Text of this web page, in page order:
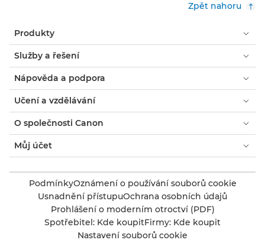
Zpět nahoru
Produkty
Služby a řešení
Nápověda a podpora
Učení a vzdělávání
O společnosti Canon
Můj účet
PodmínkyOznámení o používání souborů cookie
Usnadnění přístupuOchrana osobních údajů
Prohlášení o moderním otroctví (PDF)
Spotřebitel: Kde koupitFirmy: Kde koupit
Nastavení souborů cookie